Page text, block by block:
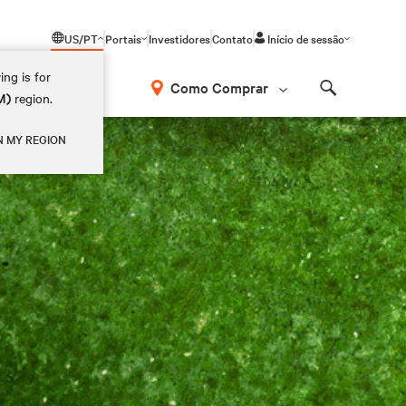
US/PT
is for
region.
MY REGION
Portais InvestidoresContato Início de sessão
Como Comprar
Center 2025